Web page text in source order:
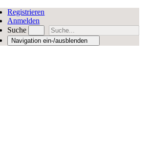
Registrieren
Anmelden
Suche
Navigation ein-/ausblenden